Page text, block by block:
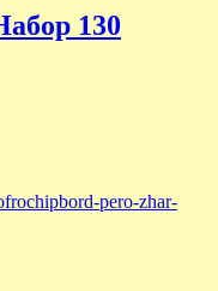
130
pero-zhar-